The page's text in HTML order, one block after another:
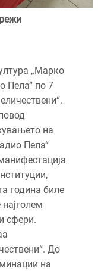
„Марко
Пела“ по 7
на
Пела“
година биле
сфери.
До
на